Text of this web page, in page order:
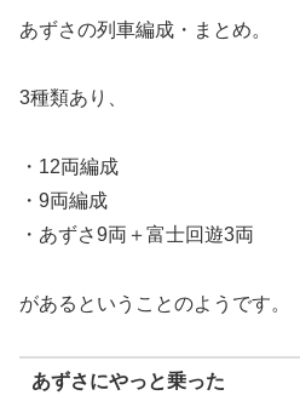
あずさの列車編成・まとめ。
3種類あり、
・12両編成
・9両編成
・あずさ9両＋富士回遊3両
があるということのようです。
あずさにやっと乗った